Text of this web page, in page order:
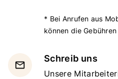
* Bei Anrufen aus
können die
email
Schreib uns
Unsere